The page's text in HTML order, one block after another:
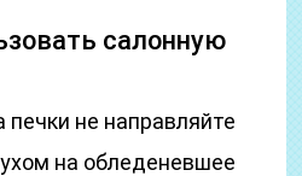
салонную
печки не направляйте
на обледеневшее